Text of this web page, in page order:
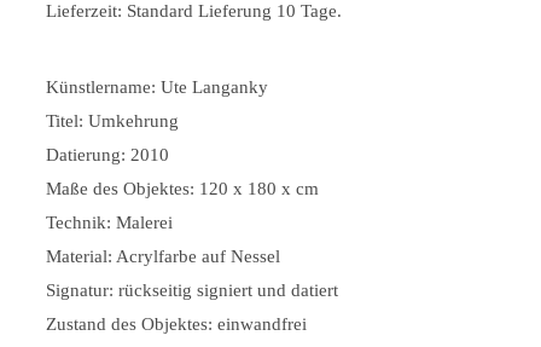
Lieferzeit: Standard Lieferung 10 Tage.
Künstlername: Ute Langanky
Titel: Umkehrung
Datierung: 2010
Maße des Objektes: 120 x 180 x cm
Technik: Malerei
Material: Acrylfarbe auf Nessel
Signatur: rückseitig signiert und datiert
Zustand des Objektes: einwandfrei